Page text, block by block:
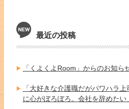
最近の投稿
「くよくよRoom」からのお知ら
「大好きな介護職だがパワハラ
に心がぼろぼろ。会社を辞めたい」